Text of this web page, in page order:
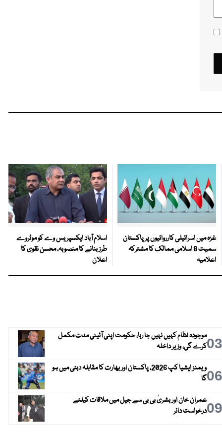
غزہ میں اسرائیلی کارروائیوں پر پاکستان
سمیت 8 اسلامی ممالک کا مشترکہ
اعلامیہ
اسلام آباد ایکسپریس وے کو موٹروے
طرز بنانے کا منصوبہ، محسن نقوی کا
اعلان
03موجودہ نظام کہیں نہیں جا رہا، حکومت اپنی آئینی مدت مکمل
کرے گی، وزیر داخلہ
06
ویمنز ایشیا کپ 2026، پاکستان اور بھارت کا مقابلہ دبئی میں ہو
گا
09عمران خان اور بشریٰ بی بی سے جیل میں ملاقات کیلئے
درخواست دائر